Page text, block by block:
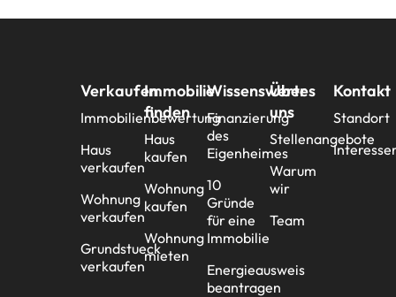
Verkaufen
Immobilienbewertung
Haus
verkaufen
Wohnung
verkaufen
Grundstueck
verkaufen
Immobilie
finden
Haus
kaufen
Wohnung
kaufen
Wohnung
mieten
Wissenswertes
Finanzierung
des
Eigenheimes
10
Gründe
für eine
Immobilie
Energieausweis
beantragen
Über
uns
Stellenangebote
Warum
wir
Team
Kontakt
Standort